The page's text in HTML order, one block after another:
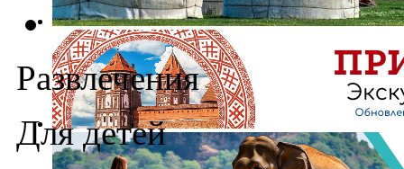
Развлечения
Для детей